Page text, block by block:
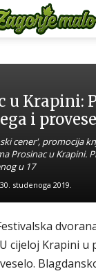
u Krapini:
i
cener', promocija
Prosinac u Krapini.
u 17
30. studenoga 2019.
cijeloj Krapini u